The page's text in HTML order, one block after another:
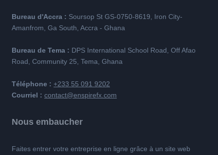
Bureau d'Accra : Soursop St GS-0750-8619, Iron City-
Amanfrom, Ga South, Accra - Ghana
Bureau de Tema : DPS International School Road, Off Afao
Road, Community 25, Tema, Ghana
Téléphone : +233 55 091 9202
Courriel : contact@enspirefx.com
Nous embaucher
Faites entrer votre entreprise en ligne grâce à un site web